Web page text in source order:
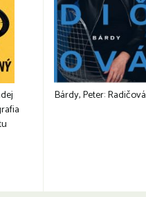
Bárdy, Peter: Radičová